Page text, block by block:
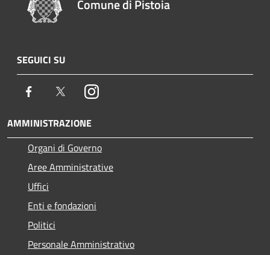
Comune di Pistoia
SEGUICI SU
Facebook TwitterInstagram
AMMINISTRAZIONE
Organi di Governo
Aree Amministrative
Uffici
Enti e fondazioni
Politici
Personale Amministrativo